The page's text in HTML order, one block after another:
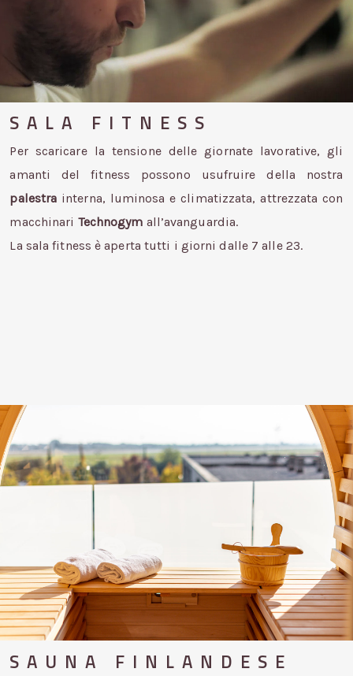
SALA FITNESS
Per scaricare la tensione delle giornate lavorative, gli
amanti del fitness possono usufruire della nostra
palestra interna, luminosa e climatizzata, attrezzata con
macchinari Technogym all’avanguardia.
La sala fitness è aperta tutti i giorni dalle 7 alle 23.
SAUNA FINLANDESE